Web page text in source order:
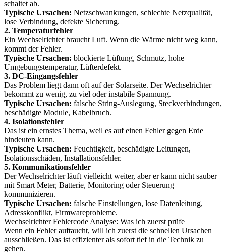
schaltet ab.
Typische Ursachen: Netzschwankungen, schlechte Netzqualität,
lose Verbindung, defekte Sicherung.
2. Temperaturfehler
Ein Wechselrichter braucht Luft. Wenn die Wärme nicht weg kann,
kommt der Fehler.
Typische Ursachen: blockierte Lüftung, Schmutz, hohe
Umgebungstemperatur, Lüfterdefekt.
3. DC-Eingangsfehler
Das Problem liegt dann oft auf der Solarseite. Der Wechselrichter
bekommt zu wenig, zu viel oder instabile Spannung.
Typische Ursachen: falsche String-Auslegung, Steckverbindungen,
beschädigte Module, Kabelbruch.
4. Isolationsfehler
Das ist ein ernstes Thema, weil es auf einen Fehler gegen Erde
hindeuten kann.
Typische Ursachen: Feuchtigkeit, beschädigte Leitungen,
Isolationsschäden, Installationsfehler.
5. Kommunikationsfehler
Der Wechselrichter läuft vielleicht weiter, aber er kann nicht sauber
mit Smart Meter, Batterie, Monitoring oder Steuerung
kommunizieren.
Typische Ursachen: falsche Einstellungen, lose Datenleitung,
Adresskonflikt, Firmwareprobleme.
Wechselrichter Fehlercode Analyse: Was ich zuerst prüfe
Wenn ein Fehler auftaucht, will ich zuerst die schnellen Ursachen
ausschließen. Das ist effizienter als sofort tief in die Technik zu
gehen.